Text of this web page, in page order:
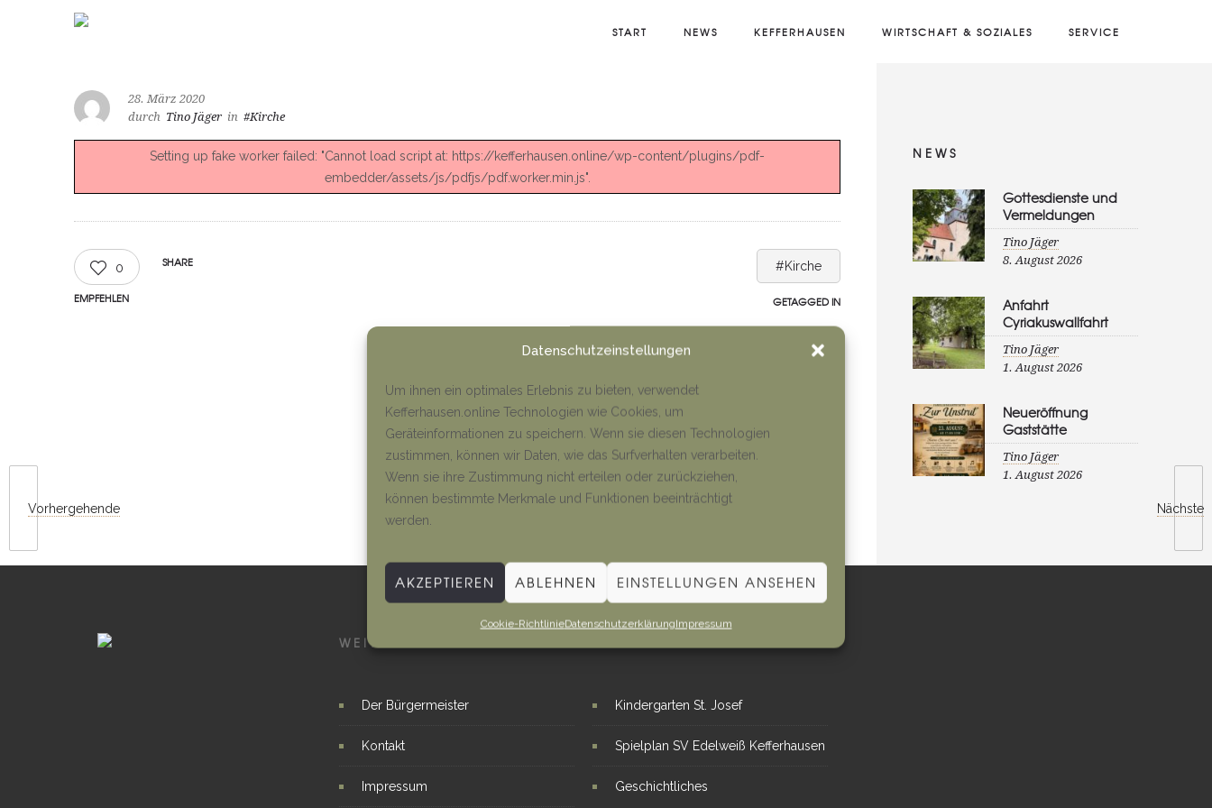
Datenschutzeinstellungen
Um ihnen ein optimales Erlebnis zu bieten, verwendet
Kefferhausen.online Technologien wie Cookies, um
Geräteinformationen zu speichern. Wenn sie diesen Technologien
zustimmen, können wir Daten, wie das Surfverhalten verarbeiten.
Wenn sie ihre Zustimmung nicht erteilen oder zurückziehen,
können bestimmte Merkmale und Funktionen beeinträchtigt
werden.
AKZEPTIEREN ABLEHNEN EINSTELLUNGEN ANSEHEN
Cookie-RichtlinieDatenschutzerklärungImpressum
START NEWS KEFFERHAUSEN WIRTSCHAFT & SOZIALES SERVICE
Vorhergehende Nächste
28. März 2020
durch Tino Jäger in #Kirche
Setting up fake worker failed: "Cannot load script at: https://kefferhausen.online/wp-content/plugins/pdf-
embedder/assets/js/pdfjs/pdf.worker.min.js".
0
EMPFEHLEN
SHARE #Kirche
GETAGGED IN
NEWS
Gottesdienste und
Vermeldungen
Tino Jäger
8. August 2026
Anfahrt
Cyriakuswallfahrt
Tino Jäger
1. August 2026
Neueröffnung
Gaststätte
Tino Jäger
1. August 2026
WEITERE LINKS
Der Bürgermeister
Kontakt
Impressum
Kindergarten St. Josef
Spielplan SV Edelweiß Kefferhausen
Geschichtliches